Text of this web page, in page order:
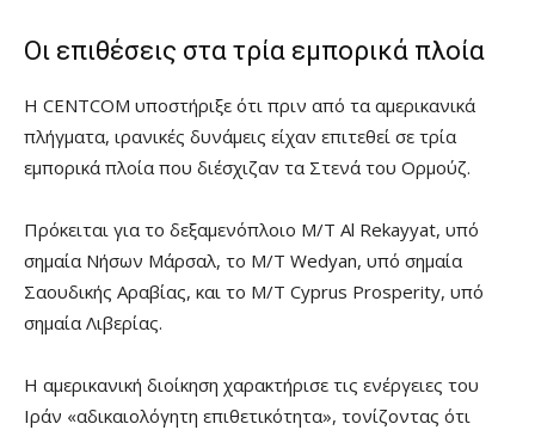
Οι επιθέσεις στα τρία εμπορικά πλοία
Η CENTCOM υποστήριξε ότι πριν από τα αμερικανικά
πλήγματα, ιρανικές δυνάμεις είχαν επιτεθεί σε τρία
εμπορικά πλοία που διέσχιζαν τα Στενά του Ορμούζ.
Πρόκειται για το δεξαμενόπλοιο M/T Al Rekayyat, υπό
σημαία Νήσων Μάρσαλ, το M/T Wedyan, υπό σημαία
Σαουδικής Αραβίας, και το M/T Cyprus Prosperity, υπό
σημαία Λιβερίας.
Η αμερικανική διοίκηση χαρακτήρισε τις ενέργειες του
Ιράν «αδικαιολόγητη επιθετικότητα», τονίζοντας ότι